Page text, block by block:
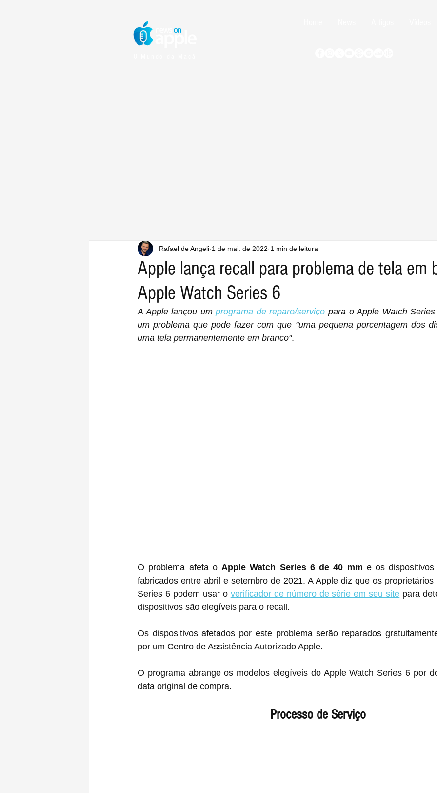
Apple lança recall para problema de tela em
Apple Watch Series 6
Rafael de Angeli 1 de mai. de 2022 1 min de leitura
A Apple lançou um programa de reparo/serviço para o Apple Watch
um problema que pode fazer com que "uma pequena porcentagem dos
uma tela permanentemente em branco".
O problema afeta o Apple Watch Series 6 de 40 mm e os
fabricados entre abril e setembro de 2021. A Apple diz que os proprietários
Series 6 podem usar o verificador de número de série em seu site para
dispositivos são elegíveis para o recall.
Os dispositivos afetados por este problema serão reparados
por um Centro de Assistência Autorizado Apple.
O programa abrange os modelos elegíveis do Apple Watch Series 6 por
data original de compra.
Processo de Serviço